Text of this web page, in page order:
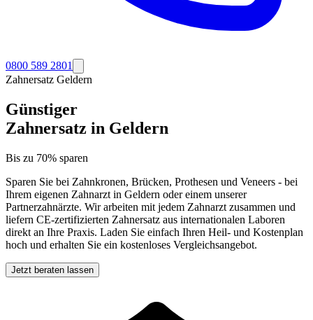
0800 589 2801
Zahnersatz Geldern
Günstiger
Zahnersatz in Geldern
Bis zu 70% sparen
Sparen Sie bei Zahnkronen, Brücken, Prothesen und Veneers - bei
Ihrem eigenen Zahnarzt in Geldern oder einem unserer
Partnerzahnärzte. Wir arbeiten mit jedem Zahnarzt zusammen und
liefern CE-zertifizierten Zahnersatz aus internationalen Laboren
direkt an Ihre Praxis. Laden Sie einfach Ihren Heil- und Kostenplan
hoch und erhalten Sie ein kostenloses Vergleichsangebot.
Jetzt beraten lassen